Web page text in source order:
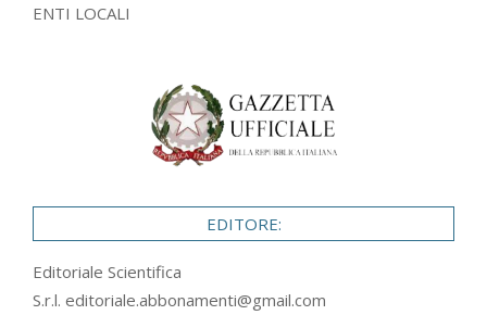
ENTI LOCALI
EDITORE:
Editoriale Scientifica
S.r.l. editoriale.abbonamenti@gmail.com